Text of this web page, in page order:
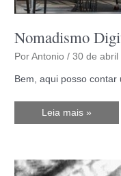
Nomadismo
PorAntonio/30 de abril
Bem, aqui posso
Nomadismo
Isto?
Leia mais »